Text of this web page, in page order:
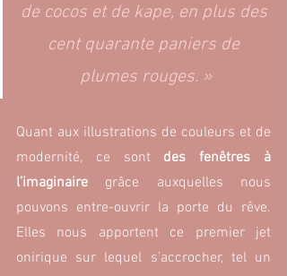
de cocos et de kape, en plus des
cent quarante paniers de
plumes rouges. »
Quant aux illustrations de couleurs et de
modernité, ce sont des fenêtres à
l’imaginaire grâce auxquelles nous
pouvons entre-ouvrir la porte du rêve.
Elles nous apportent ce premier jet